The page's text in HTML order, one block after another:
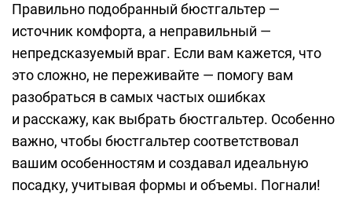
Правильно подобранный бюстгальтер —
источник комфорта, а неправильный —
непредсказуемый враг. Если вам кажется, что
это сложно, не переживайте — помогу вам
разобраться в самых частых ошибках
и расскажу, как выбрать бюстгальтер. Особенно
важно, чтобы бюстгальтер соответствовал
вашим особенностям и создавал идеальную
посадку, учитывая формы и объемы. Погнали!